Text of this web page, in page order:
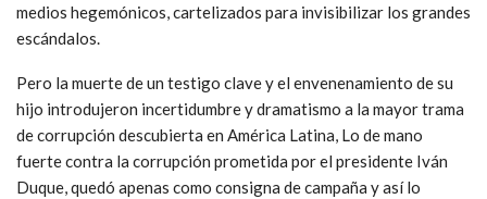
medios hegemónicos, cartelizados para invisibilizar los grandes
escándalos.
Pero la muerte de un testigo clave y el envenenamiento de su
hijo introdujeron incertidumbre y dramatismo a la mayor trama
de corrupción descubierta en América Latina, Lo de mano
fuerte contra la corrupción prometida por el presidente Iván
Duque, quedó apenas como consigna de campaña y así lo